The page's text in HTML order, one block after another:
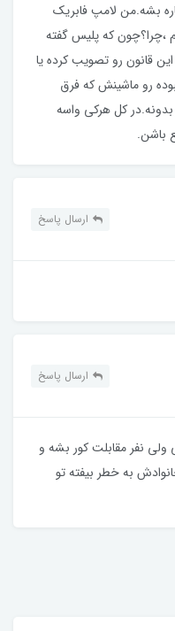
بشه.من لامپ فابریک
،چرا؟چون که پلیس گفته
قانون رو تصویب کرده یا
رو ماشینش که فرق
بدونه.در کل هرکی واسه
باشن.
ارسال پاسخ
ارسال پاسخ
نفر مقابلت کور بشه و
به خطر بیفته تو